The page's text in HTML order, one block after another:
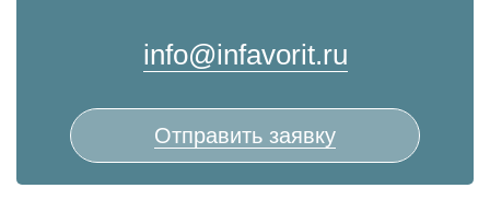
info@infavorit.ru
Отправить заявку